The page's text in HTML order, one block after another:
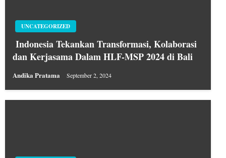
UNCATEGORIZED
Indonesia Tekankan Transformasi, Kolaborasi
dan Kerjasama Dalam HLF-MSP 2024 di Bali
Andika Pratama September 2, 2024